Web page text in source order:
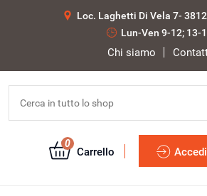
Loc. Laghetti Di Vela 7-
Lun-Ven 9-12; 13-
Chi siamo
0
Carrello